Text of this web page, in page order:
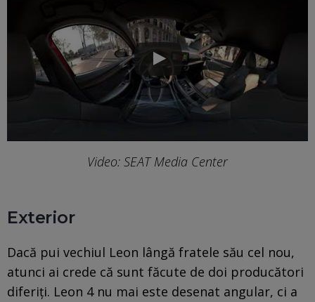
Video: SEAT Media Center
Exterior
Dacă pui vechiul Leon lângă fratele său cel nou,
atunci ai crede că sunt făcute de doi producători
diferiți. Leon 4 nu mai este desenat angular, ci a